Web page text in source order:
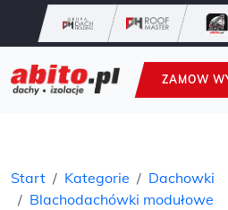
ZAMOW
Start Kategorie
Dachowki
Blachodachówki modułowe